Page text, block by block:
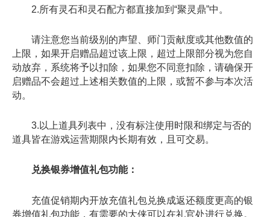
2.所有灵石和灵石配方都直接加到“聚灵鼎”中。
请注意您当前级别的声望、师门贡献度或其他数值的
上限，如果开启赠品超过该上限，超过上限部分视为您自
动放弃，系统将予以扣除，如果您不同意扣除，请确保开
启赠品不会超过上述相关数值的上限，或暂不参与本次活
动。
3.以上道具列表中，没有标注使用时限和绑定与否的
道具皆在游戏运营期限内长期有效，且可交易。
兑换银券增值礼包功能：
充值促销期内开放充值礼包兑换成返还额度更高的银
券增值礼包功能，有需要的大侠可以在礼官处进行兑换。